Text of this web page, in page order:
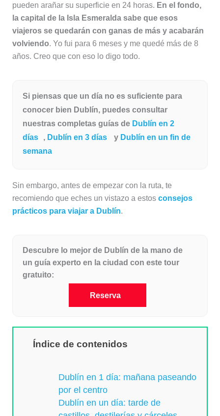
pueden arañar su superficie en 24 horas. En el fondo,
la capital de la Isla Esmeralda sabe que esos
viajeros se quedarán con ganas de más y acabarán
volviendo. Yo fui para 6 meses y me quedé más de 8
años. Creo que con eso lo digo todo.
Si piensas que un día no es suficiente para
conocer bien Dublín, puedes consultar
nuestras completas guías de Dublín en 2
días
, Dublín en 3 días y Dublín en un fin de
semana
Sin embargo, antes de empezar con la ruta, te
recomiendo que eches un vistazo a estos consejos
prácticos para viajar a Dublín.
Descubre lo mejor de Dublín de la mano de
un guía experto en la ciudad con este tour
gratuito:
Reserva
Índice de contenidos
Dublín en 1 día: mañana paseando
por el centro
Dublín en un día: tarde de